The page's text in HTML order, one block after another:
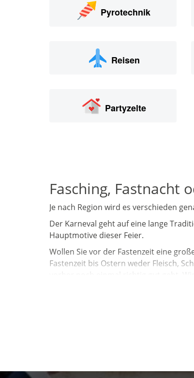
Pyrotechnik
Reisen
Partyzelte
Fasching, Fastnacht
Je nach Region wird es verschieden
Der Karneval geht auf eine lange
Hauptmotive dieser Feier.
Wollen Sie vor der Fastenzeit eine
Fastenzeit bis Ostern weder Fleisch,
vorher noch einmal richtig gut geht.